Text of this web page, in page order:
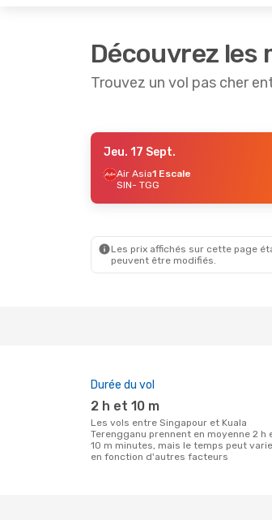
Découvrez les
Trouvez un vol pas cher
- Sam. 29 Août
Jeu. 17 Sept.
Air Asia1 Escale
SIN- TGG
Les prix affichés sur cette page
peuvent être modifiés.
Durée du vol
2 h et 10 m
Les vols entre Singapour et Kuala
Terengganu prennent en moyenne 2 h
10 m minutes, mais le temps peut
en fonction d'autres facteurs